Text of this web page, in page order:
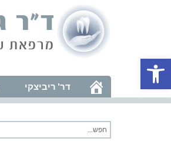
פתח סרגל נגישות
דר' ריביצקי